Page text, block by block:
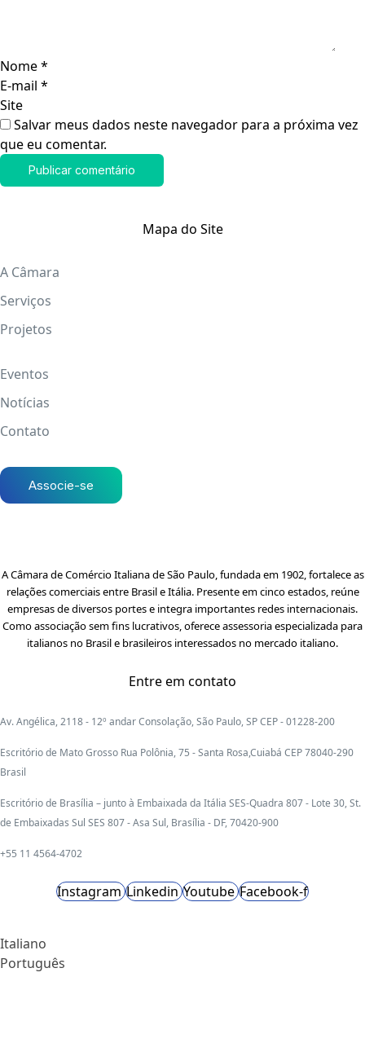
Nome*
E-mail *
Site
Salvar meus dados neste navegador para a próxima vez
que eu comentar.
Mapa do Site
A Câmara
Serviços
Projetos
Eventos
Notícias
Contato
Associe-se
A Câmara de Comércio Italiana de São Paulo, fundada em 1902, fortalece as
relações comerciais entre Brasil e Itália. Presente em cinco estados, reúne
empresas de diversos portes e integra importantes redes internacionais.
Como associação sem fins lucrativos, oferece assessoria especializada para
italianos no Brasil e brasileiros interessados no mercado italiano.
Entre em contato
Av. Angélica, 2118 - 12º andar Consolação, São Paulo, SP CEP - 01228-200
Escritório de Mato Grosso Rua Polônia, 75 - Santa Rosa,Cuiabá CEP 78040-290
Brasil
Escritório de Brasília – junto à Embaixada da Itália SES-Quadra 807 - Lote 30, St.
de Embaixadas Sul SES 807 - Asa Sul, Brasília - DF, 70420-900
+55 11 4564-4702
Instagram Linkedin Youtube Facebook-f
Italiano
Português